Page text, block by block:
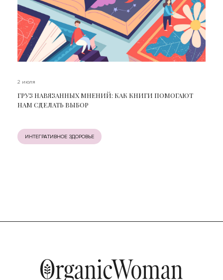
2 июля
ГРУЗ НАВЯЗАННЫХ МНЕНИЙ: КАК КНИГИ ПОМОГАЮТ
НАМ СДЕЛАТЬ ВЫБОР
ИНТЕГРАТИВНОЕ ЗДОРОВЬЕ